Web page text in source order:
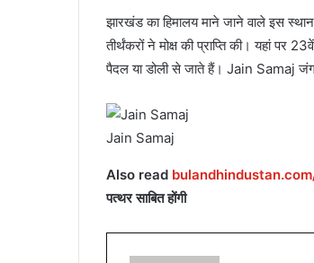
झारखंड का हिमालय माने जाने वाले इस
तीर्थंकरों ने मोक्ष की प्राप्ति की। यहां पर
पैदल या डोली से जाते हैं। Jain Samaj
Jain Samaj
Also read
पत्थर साबित होंगी